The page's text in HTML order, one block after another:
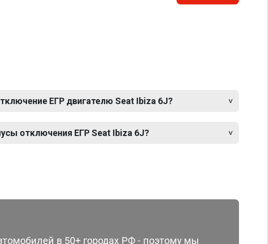
ЕГР двигателю Seat Ibiza 6J?
отключения ЕГР Seat Ibiza 6J?
в 50+ городах РФ - поэтому мы